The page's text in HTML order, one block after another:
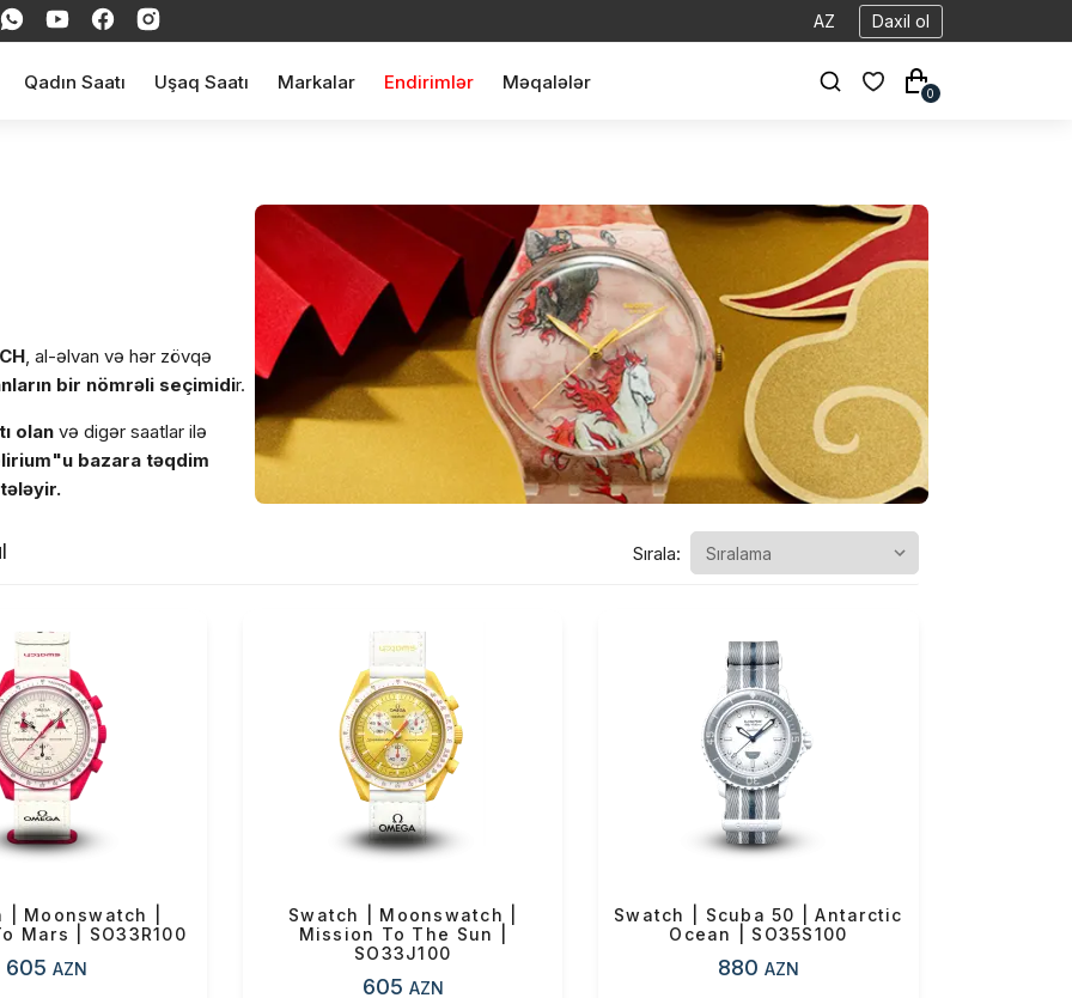
AZ Daxil ol
Qadın Saatı Uşaq Saatı Markalar Endirimlər Məqalələr
0
, al-əlvan və hər zövqə
bir nömrəli seçimidir.
olan və digər saatlar ilə
bazara təqdim
Sırala:
| Moonswatch |
Mars | SO33R100
605AZN
Swatch | Moonswatch |
Mission To The Sun |
SO33J100
605 AZN
Swatch | Scuba 50 | Antarctic
Ocean | SO35S100
880 AZN